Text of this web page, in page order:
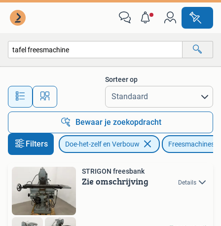
Alle afstanden…
Sorteer op
Bewaar je zoekopdracht
Filters Doe-het-zelf en Verbouw Freesmachines
STRIGON freesbank
Zie omschrijving Details